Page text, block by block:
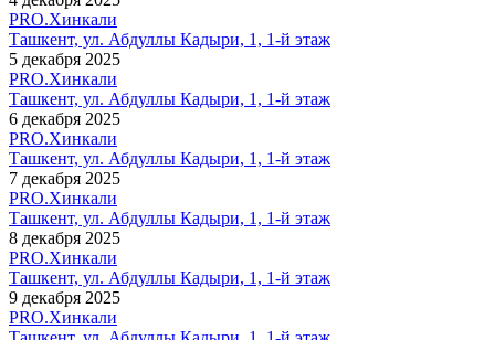
PRO.Хинкали
Ташкент, ул. Абдуллы Кадыри, 1, 1-й этаж
5 декабря 2025
PRO.Хинкали
Ташкент, ул. Абдуллы Кадыри, 1, 1-й этаж
6 декабря 2025
PRO.Хинкали
Ташкент, ул. Абдуллы Кадыри, 1, 1-й этаж
7 декабря 2025
PRO.Хинкали
Ташкент, ул. Абдуллы Кадыри, 1, 1-й этаж
8 декабря 2025
PRO.Хинкали
Ташкент, ул. Абдуллы Кадыри, 1, 1-й этаж
9 декабря 2025
PRO.Хинкали